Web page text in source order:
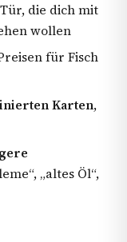
die dich mit
wollen
für Fisch
Karten,
„altes Öl“,